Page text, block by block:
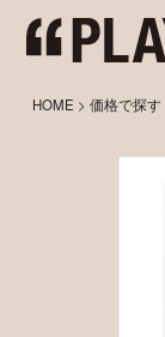
HOME >価格で探す